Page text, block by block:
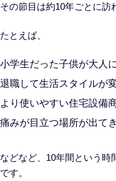
その節目は約10年ごとに訪
たとえば、
小学生だった子供が大人
退職して生活スタイルが
より使いやすい住宅設備
痛みが目立つ場所が出て
などなど、10年間という時
です。